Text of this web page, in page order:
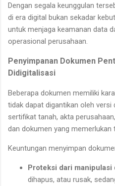
Dengan segala keunggulan
di era digital bukan sekadar
untuk menjaga keamanan data
operasional perusahaan.
Penyimpanan Dokumen
Didigitalisasi
Beberapa dokumen memiliki
tidak dapat digantikan oleh
sertifikat tanah, akta
dan dokumen yang memerlukan
Keuntungan menyimpan
Proteksi dari manipulasi
dihapus, atau rusak,